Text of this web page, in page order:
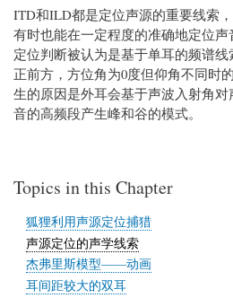
ITD和ILD都是定位声源的重要线索
有时也能在一定程度的准确地定位
定位判断被认为是基于单耳的频谱
正前方，方位角为0度但仰角不同时
生的原因是外耳会基于声波入射角
音的高频段产生峰和谷的模式。
Topics in this Chapter
狐狸利用声源定位捕猎
声源定位的声学线索
杰弗里斯模型——动画
耳间距较大的双耳